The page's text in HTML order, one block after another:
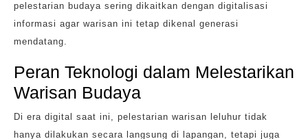
pelestarian budaya sering dikaitkan dengan digitalisasi
informasi agar warisan ini tetap dikenal generasi
mendatang.
Peran Teknologi dalam Melestarikan
Warisan Budaya
Di era digital saat ini, pelestarian warisan leluhur tidak
hanya dilakukan secara langsung di lapangan, tetapi juga